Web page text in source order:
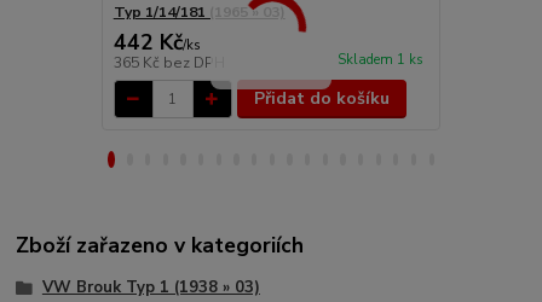
Typ 1/14/181 (1965 » 03)
442 Kč/ks
365 Kč bez DPH Skladem 1 ks
Přidat do košíku
Zboží zařazeno v kategoriích
VW Brouk Typ 1 (1938 » 03)